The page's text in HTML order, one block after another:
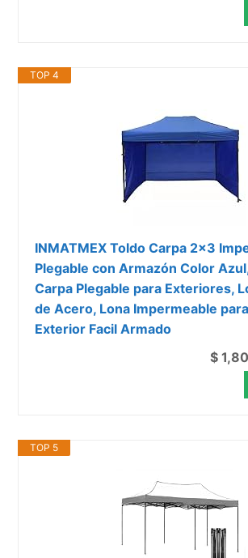
TOP 4
INMATMEX Toldo Carpa 2x3
Plegable con Armazón Color
Carpa Plegable para Exteriores,
de Acero, Lona Impermeable
Exterior Facil Armado
$
TOP 5